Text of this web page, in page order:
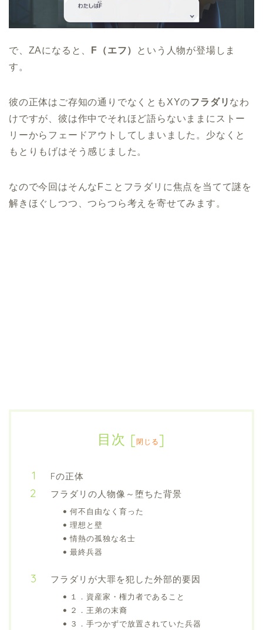
で、ZAになると、 F（エフ）
という人物が登場しま
す。
彼の正体はご存知の通りでなくともXYのフラダリ なわ
けですが、彼は作中でそれほど語らないままにストー
リーからフェードアウトしてしまいました。少なくと
もとりもげはそう感じました。
なので今回はそんなFことフラダリに焦点を当てて謎を
解きほぐしつつ、つらつら考えを寄せてみます。
目次 [閉じる]
Fの正体
フラダリの人物像～堕ちた背景
何不自由なく育った
理想と壁
情熱の孤独な名士
最終兵器
フラダリが大罪を犯した外部的要因
１．資産家・権力者であること
２．王弟の末裔
３．手つかずで放置されていた兵器